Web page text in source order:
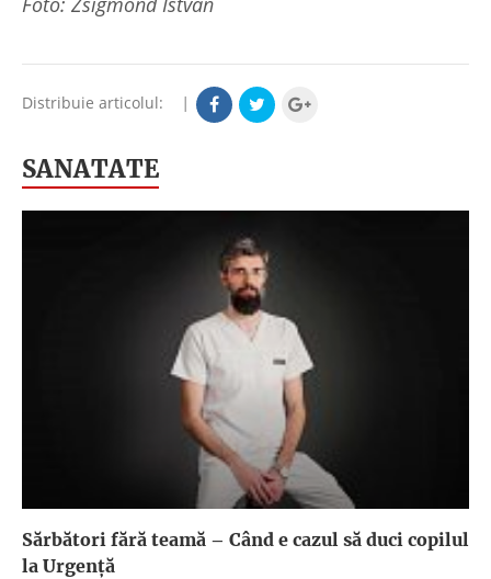
Distribuie articolul: |
SANATATE
Sărbători fără teamă – Când e cazul să duci copilul
la Urgență